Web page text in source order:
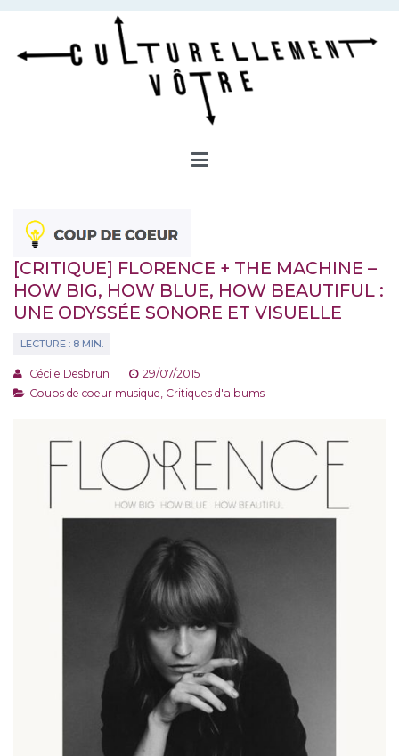
Aller
contenu
[CRITIQUE] FLORENCE + THE MACHINE –
HOW BIG, HOW BLUE, HOW BEAUTIFUL :
UNE ODYSSÉE SONORE ET VISUELLE
Cécile Desbrun
29/07/2015
Coups de coeur musique Critiques d'albums